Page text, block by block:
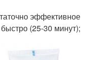
эффективное
(25-30 минут);